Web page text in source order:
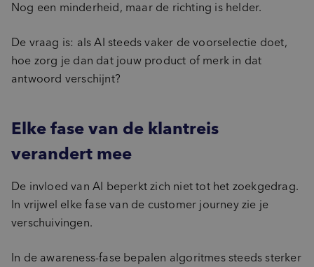
Nog een minderheid, maar de richting is helder.
De vraag is: als AI steeds vaker de voorselectie doet,
hoe zorg je dan dat jouw product of merk in dat
antwoord verschijnt?
Elke fase van de klantreis
verandert mee
De invloed van AI beperkt zich niet tot het zoekgedrag.
In vrijwel elke fase van de customer journey zie je
verschuivingen.
In de awareness-fase bepalen algoritmes steeds sterker